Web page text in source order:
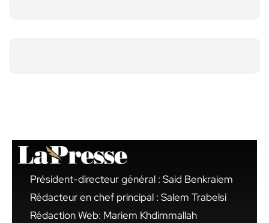
Président-directeur général : Said Benkraiem
Rédacteur en chef principal : Salem Trabelsi
Rédaction Web: Mariem Khdimmallah